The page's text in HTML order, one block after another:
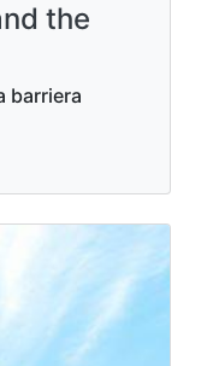
the
barriera